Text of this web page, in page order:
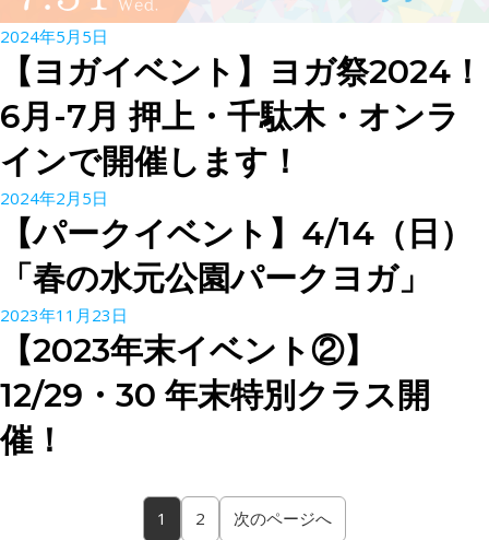
2024年5月5日
【ヨガイベント】ヨガ祭2024！
6月-7月 押上・千駄木・オンラ
インで開催します！
2024年2月5日
【パークイベント】4/14（日）
「春の水元公園パークヨガ」
2023年11月23日
【2023年末イベント②】
12/29・30 年末特別クラス開
催！
1 2 次のページへ